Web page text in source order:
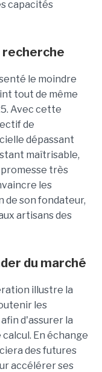
capacités
recherche
le moindre
tout de même
Avec cette
de
dépassant
maîtrisable,
promesse très
les
de son fondateur,
artisans des
du marché
illustre la
les
d'assurer la
En échange
des futures
accélérer ses